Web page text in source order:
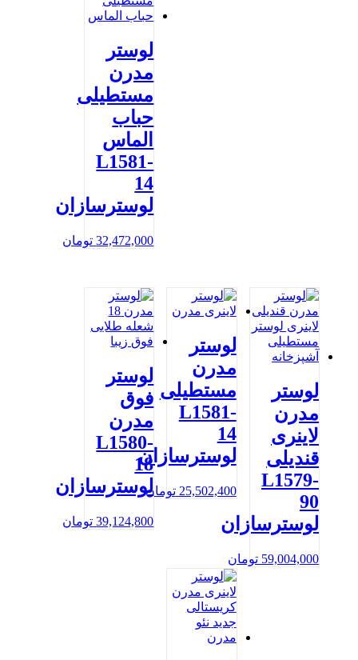
لوستر
مدرن
مستطیلی
حباب
الماس
L1581-
14
لوسترسازان
32,472,000 تومان
لوستر
مدرن
لاینری
قندیلی
L1579-
90
لوسترسازان
59,004,000 تومان
لوستر
مدرن
مستطیلی
L1581-
14
لوسترسازان
25,502,400 تومان
لوستر
فوق
مدرن
L1580-
18
لوسترسازان
39,124,800 تومان